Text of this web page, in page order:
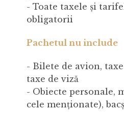
- Toate taxele și
obligatorii
Pachetul nu include
- Bilete de avion,
taxe de viză
- Obiecte personale,
cele menționate),